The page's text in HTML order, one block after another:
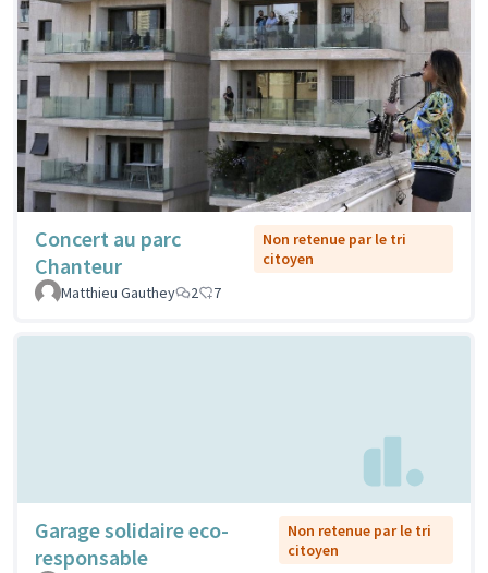
Concert au parc
Chanteur
Non retenue par le tri
citoyen
Matthieu Gauthey
2 7
Garage solidaire eco-
responsable
Non retenue par le tri
citoyen